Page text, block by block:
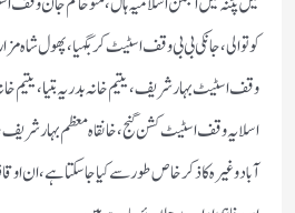
کوتوالی ، جانکی بی بی وقف اسٹیٹ کر بگہیا ، پھول
وقف اسٹیٹ بہار شریف ، یتیم خانہ بدریہ بتیا ، یتیم
اسلایہ وقف اسٹیٹ کشن گنج ، خانقاہ معظم بہار
آباد وغیرہ کا ذکر خاص طور سے کیاجا سکتا ہے ،